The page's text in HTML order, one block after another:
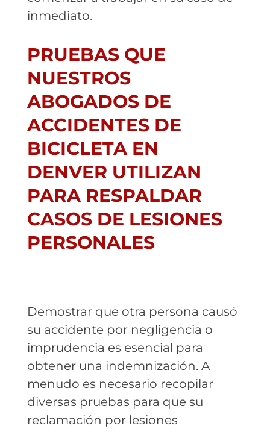
inmediato.
PRUEBAS QUE
NUESTROS
ABOGADOS DE
ACCIDENTES DE
BICICLETA EN
DENVER UTILIZAN
PARA RESPALDAR
CASOS DE LESIONES
PERSONALES
Demostrar que otra persona causó
su accidente por negligencia o
imprudencia es esencial para
obtener una indemnización. A
menudo es necesario recopilar
diversas pruebas para que su
reclamación por lesiones